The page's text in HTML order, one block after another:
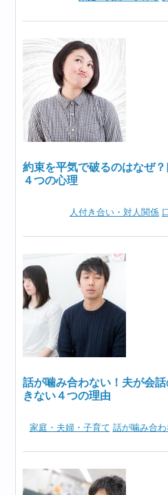
約束を平気で破るのはなぜ
４つの心理
人付き合い・対人関係
話が噛み合わない！夫が会
きない４つの理由
家庭・夫婦・子育て 話が噛み合